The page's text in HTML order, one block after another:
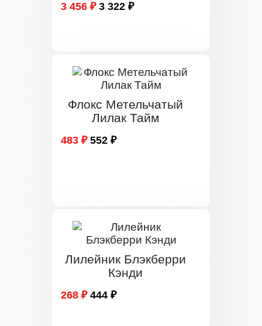
3 456 ₽ 3 322 ₽
Флокс Метельчатый
Лилак Тайм
483 ₽ 552 ₽
Лилейник Блэкберри
Кэнди
268 ₽ 444 ₽